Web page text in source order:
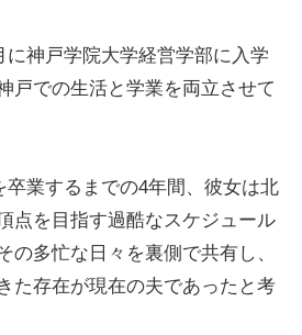
に神戸学院大学経営学部に入学
戸での生活と学業を両立させて
卒業するまでの4年間、彼女は北
点を目指す過酷なスケジュール
の多忙な日々を裏側で共有し、
た存在が現在の夫であったと考